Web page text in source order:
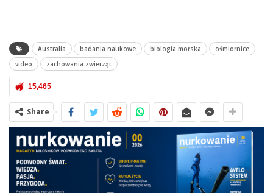
Australia badania naukowe biologia morska
ośmiornice
video
zachowania zwierząt
15,465
Share